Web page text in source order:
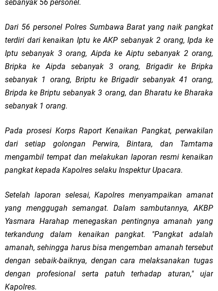
sebanyak 56 personel.
Dari 56 personel Polres Sumbawa Barat yang naik pangkat
terdiri dari kenaikan Iptu ke AKP sebanyak 2 orang, Ipda ke
Iptu sebanyak 3 orang, Aipda ke Aiptu sebanyak 2 orang,
Bripka ke Aipda sebanyak 3 orang, Brigadir ke Bripka
sebanyak 1 orang, Briptu ke Brigadir sebanyak 41 orang,
Bripda ke Briptu sebanyak 3 orang, dan Bharatu ke Bharaka
sebanyak 1 orang.
Pada prosesi Korps Raport Kenaikan Pangkat, perwakilan
dari setiap golongan Perwira, Bintara, dan Tamtama
mengambil tempat dan melakukan laporan resmi kenaikan
pangkat kepada Kapolres selaku Inspektur Upacara.
Setelah laporan selesai, Kapolres menyampaikan amanat
yang menggugah semangat. Dalam sambutannya, AKBP
Yasmara Harahap menegaskan pentingnya amanah yang
terkandung dalam kenaikan pangkat. "Pangkat adalah
amanah, sehingga harus bisa mengemban amanah tersebut
dengan sebaik-baiknya, dengan cara melaksanakan tugas
dengan profesional serta patuh terhadap aturan," ujar
Kapolres.